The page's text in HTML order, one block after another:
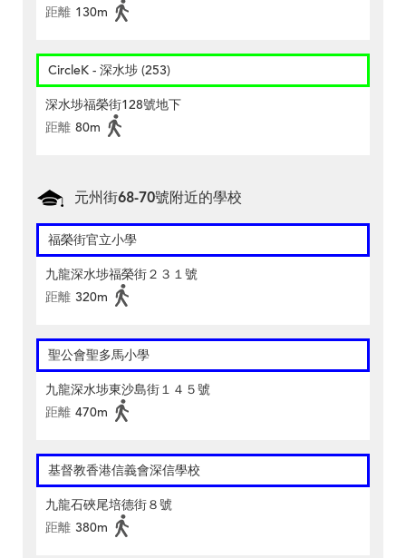
距離 130m
CircleK - 深水埗 (253)
深水埗福榮街128號地下
距離 80m
元州街68-70號附近的學校
福榮街官立小學
九龍深水埗福榮街２３１號
距離 320m
聖公會聖多馬小學
九龍深水埗東沙島街１４５號
距離 470m
基督教香港信義會深信學校
九龍石硤尾培德街８號
距離 380m